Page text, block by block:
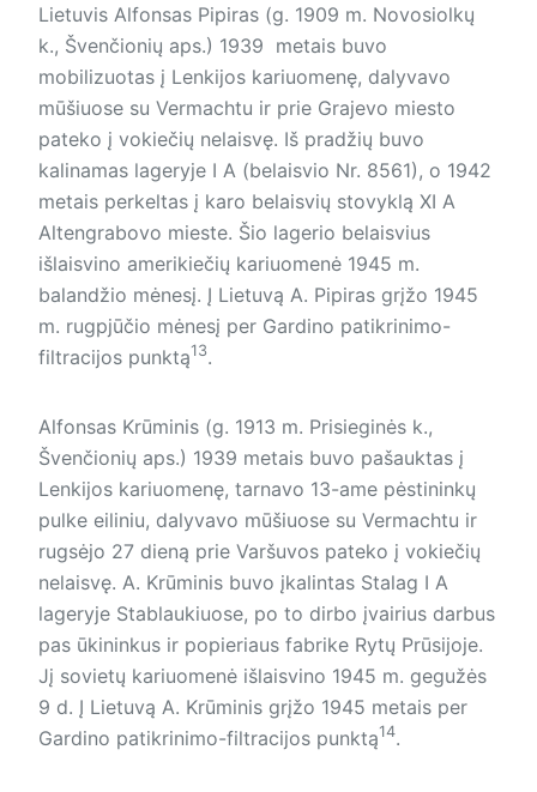
Lietuvis Alfonsas Pipiras (g. 1909 m. Novosiolkų
k., Švenčionių aps.) 1939 metais buvo
mobilizuotas į Lenkijos kariuomenę, dalyvavo
mūšiuose su Vermachtu ir prie Grajevo miesto
pateko į vokiečių nelaisvę. Iš pradžių buvo
kalinamas lageryje I A (belaisvio Nr. 8561), o 1942
metais perkeltas į karo belaisvių stovyklą XI A
Altengrabovo mieste. Šio lagerio belaisvius
išlaisvino amerikiečių ka­riuo­menė 1945 m.
balandžio mėnesį. Į Lietuvą A. Pipiras grįžo 1945
m. rugpjūčio mėnesį per Gardino patikrinimo-
filtracijos punktą13.
Alfonsas Krūminis (g. 1913 m. Prisieginės k.,
Švenčionių aps.) 1939 metais buvo pašauktas į
Lenkijos kariuomenę, tarnavo 13-ame pėstininkų
pulke eiliniu, dalyvavo mūšiuose su Vermachtu ir
rugsėjo 27 dieną prie Varšuvos pateko į vokiečių
nelaisvę. A. Krūminis buvo įkalintas Stalag I A
lageryje Stablaukiuose, po to dirbo įvairius darbus
pas ūkininkus ir popieriaus fabrike Rytų Prūsijoje.
Jį sovietų kariuomenė išlaisvino 1945 m. gegužės
9 d. Į Lietuvą A. Krūminis grįžo 1945 metais per
Gardino patikrinimo-filtracijos punktą14.